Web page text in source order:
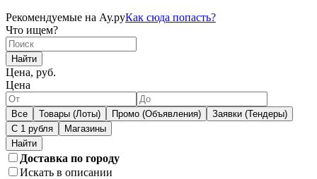
Рекомендуемые на Ау.руКак сюда попасть?
Что ищем?
Найти
Цена, руб.
Цена
Все Товары (Лоты) Промо (Объявления)
Заявки (Тендеры)
С 1 рубля
Магазины
Доставка по городу
Искать в описании